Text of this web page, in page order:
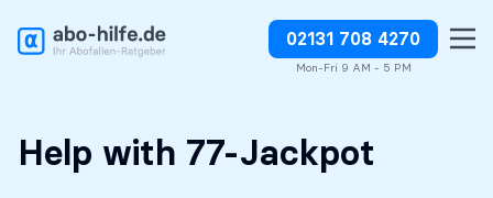
02131 708 4270
Mon-Fri 9 AM - 5 PM
Free initial
No costs without your
Stop charges or request
refunds
Help with 77-Jackpot